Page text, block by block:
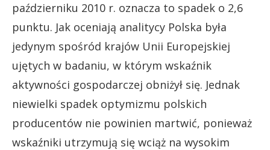
październiku 2010 r. oznacza to spadek o 2,6
punktu. Jak oceniają analitycy Polska była
jedynym spośród krajów Unii Europejskiej
ujętych w badaniu, w którym wskaźnik
aktywności gospodarczej obniżył się. Jednak
niewielki spadek optymizmu polskich
producentów nie powinien martwić, ponieważ
wskaźniki utrzymują się wciąż na wysokim